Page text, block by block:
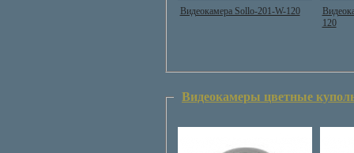
Видеокамера Sollo-201-W-120
120
Видеокамеры цветные